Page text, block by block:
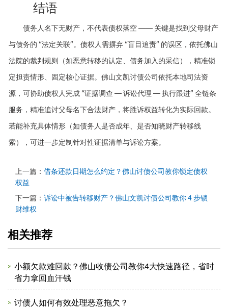
结语
债务人名下无财产，不代表债权落空 —— 关键是找到父母财产
与债务的 “法定关联”。债权人需摒弃 “盲目追责” 的误区，依托佛山
法院的裁判规则（如恶意转移的认定、债务加入的采信），精准锁
定担责情形、固定核心证据。佛山文凯讨债公司依托本地司法资
源，可协助债权人完成 “证据调查 — 诉讼代理 — 执行跟进” 全链条
服务，精准追讨父母名下合法财产，将胜诉权益转化为实际回款。
若能补充具体情形（如债务人是否成年、是否知晓财产转移线
索），可进一步定制针对性证据清单与诉讼方案。
上一篇： 借条还款日期怎么约定？佛山讨债公司教你锁定债权
权益
下一篇： 诉讼中被告转移财产？佛山文凯讨债公司教你 4 步锁
财维权
相关推荐
小额欠款难回款？佛山收债公司教你4大快速路径，省时
省力拿回血汗钱
讨债人如何有效处理恶意拖欠？